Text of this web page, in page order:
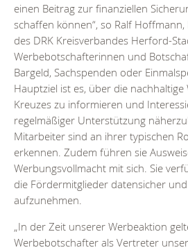
einen Beitrag zur finanziellen
schaffen können“, so Ralf
des DRK Kreisverbandes Herford-
Werbebotschafterinnen und
Bargeld, Sachspenden oder
Hauptziel ist es, über die nachhaltige
Kreuzes zu informieren und
regelmäßiger Unterstützung
Mitarbeiter sind an ihrer typischen
erkennen. Zudem führen sie
Werbungsvollmacht mit sich. Sie
die Fördermitglieder datensicher
aufzunehmen.
„In der Zeit unserer Werbeaktion
Werbebotschafter als Vertreter